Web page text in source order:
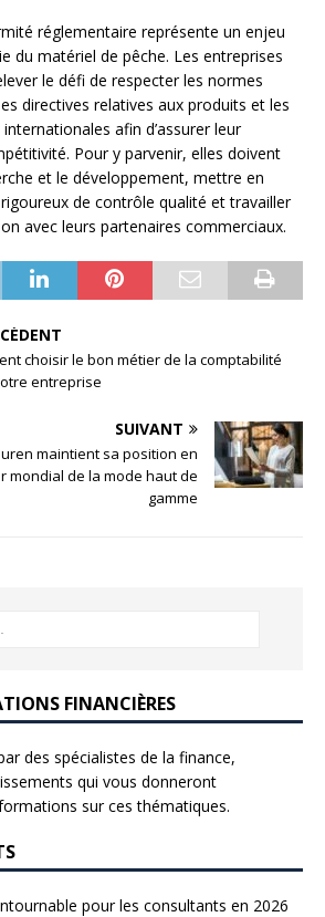
réglementaire représente un enjeu
du matériel de pêche. Les entreprises
le défi de respecter les normes
directives relatives aux produits et les
afin d’assurer leur
Pour y parvenir, elles doivent
et le développement, mettre en
de contrôle qualité et travailler
avec leurs partenaires commerciaux.
choisir le bon métier de la comptabilité
entreprise
SUIVANT
maintient sa position en
mondial de la mode haut de
gamme
FINANCIÈRES
des spécialistes de la finance,
qui vous donneront
sur ces thématiques.
pour les consultants en 2026